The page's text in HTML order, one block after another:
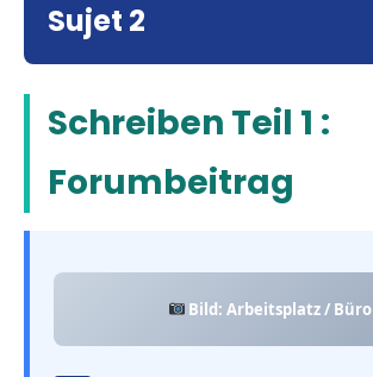
Sujet 2
Schreiben Teil 1 :
Forumbeitrag
Bild: Arbeitsplatz / Büro